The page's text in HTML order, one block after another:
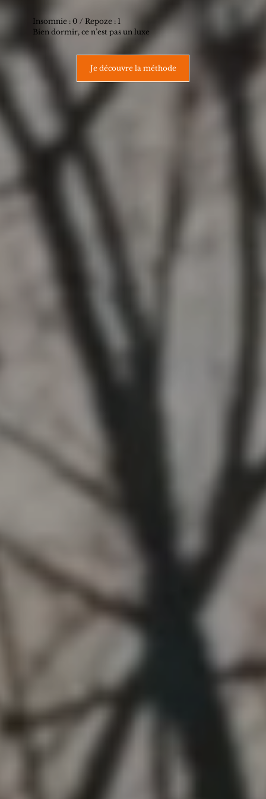
Insomnie : 0 / Repoze : 1
Bien dormir, ce n’est pas un luxe
Je découvre la méthode